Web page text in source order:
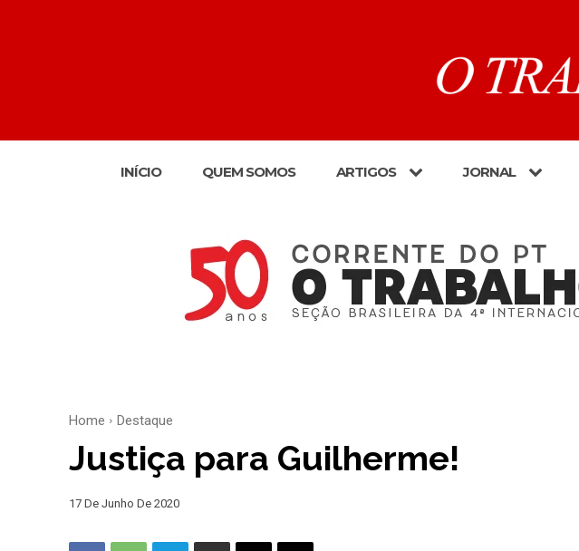
INÍCIO QUEM SOMOS ARTIGOS JORNAL
Home Destaque
Justiça para Guilherme!
17 De Junho De 2020